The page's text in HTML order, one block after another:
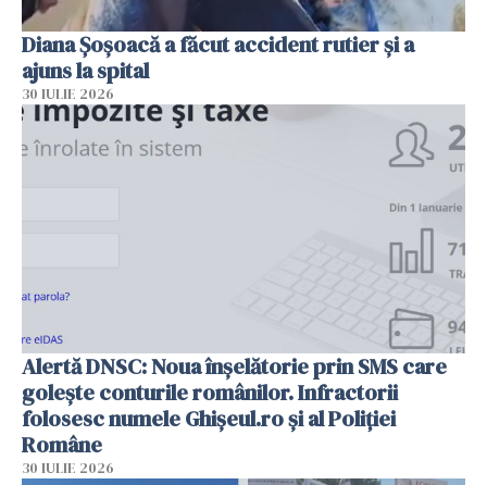
Diana Șoșoacă a făcut accident rutier și a
ajuns la spital
30 IULIE 2026
Alertă DNSC: Noua înșelătorie prin SMS care
golește conturile românilor. Infractorii
folosesc numele Ghișeul.ro și al Poliției
Române
30 IULIE 2026